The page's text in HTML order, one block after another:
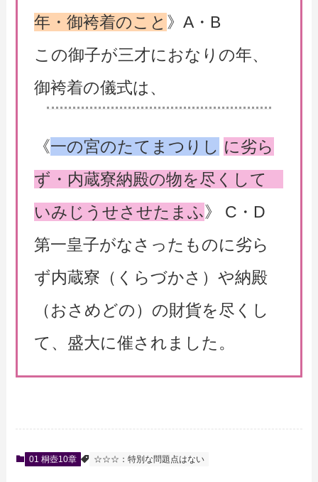
年・御袴着のこと 》A・B
この御子が三才におなりの年、
御袴着の儀式は、
《一の宮のたてまつりし に劣ら
ず・内蔵寮納殿の物を尽くして
いみじうせさせたまふ》 C・D
第一皇子がなさったものに劣ら
ず内蔵寮（くらづかさ）や納殿
（おさめどの）の財貨を尽くし
て、盛大に催されました。
01 桐壺10章 ☆☆☆：特別な問題点はない